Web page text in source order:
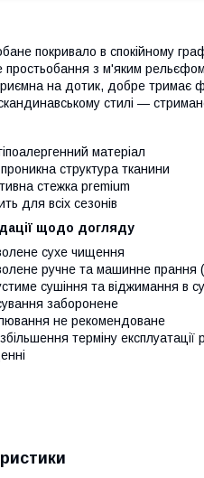
покривало в спокійному
простьобання з м'яким
на дотик, добре тримає
стилі —
матеріал
структура тканини
стежка premium
для всіх сезонів
щодо догляду
сухе чищення
ручне та машинне прання
сушіння та віджимання в
заборонене
не рекомендоване
терміну